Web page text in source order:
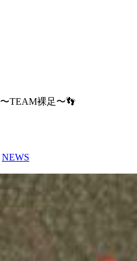
〜TEAM裸足〜👣
NEWS